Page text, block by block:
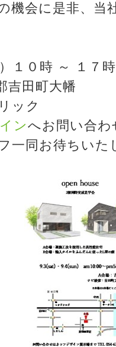
機会に是非、当
１０時 ～ １７時
吉田町大幡
ック
ンへお問い合
一同お待ちいた